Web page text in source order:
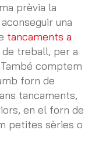
prèvia la
una
tancaments a
de treball, per a
comptem
forn de
tancaments,
en el forn de
petites sèries o